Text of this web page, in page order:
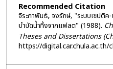
Recommended Citation
จิระภาพันธ์, จงรักษ์, "ระบบเซปติ
บำบัดน้ำทิ้งจากแฟลต" (1988).
Theses and Dissertations
https://digital.car.chula.ac.th/